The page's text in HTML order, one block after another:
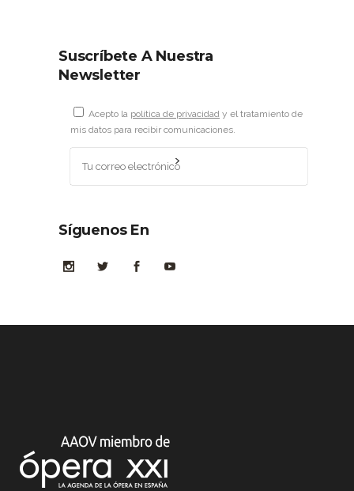
Suscríbete A Nuestra
Newsletter
Acepto la política de privacidad y el tratamiento de
mis datos para recibir comunicaciones.
Síguenos En